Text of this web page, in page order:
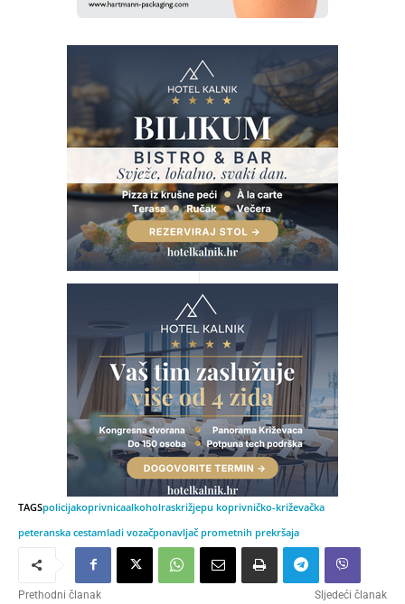
TAGSpolicijakoprivnicaalkoholraskrižjepu koprivničko-križevačka
peteranska cestamladi vozačponavljač prometnih prekršaja
Prethodni članak Sljedeći članak